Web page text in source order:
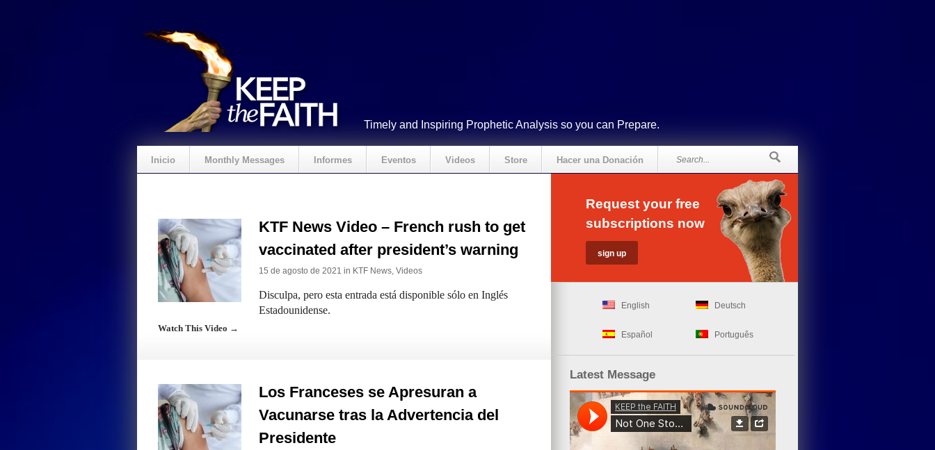
Timely and Inspiring Prophetic Analysis so you can Prepare.
Inicio Monthly Messages Informes Eventos Videos Store Hacer una Donación
KTF News Video – French rush to get
vaccinated after president’s warning
15 de agosto de 2021 in KTF News, Videos
Disculpa, pero esta entrada está disponible sólo en Inglés
Estadounidense.
Watch This Video →
Los Franceses se Apresuran a
Vacunarse tras la Advertencia del
Presidente
Request your free
subscriptions now
English Deutsch
Español Português
Latest Message